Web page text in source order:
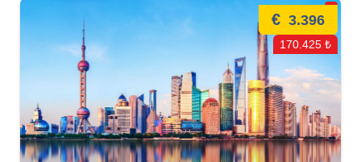
€ 3.396
170.425 ₺